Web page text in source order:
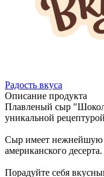
Радость вкуса
Описание продукта
Плавленый сыр
уникальной
Сыр имеет нежнейшую
американского десерта.
Порадуйте себя